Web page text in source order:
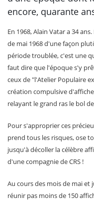
encore, quarante
En 1968, Alain Vatar a 34
de mai 1968 d'une façon
période troublée, c'est une
faut dire que l'époque s'y
ceux de "l'Atelier Populaire
création compulsive
relayant le grand ras le bol
Pour s'approprier ces
prend tous les risques, ose
jusqu'à décoller la célèbre
d'une compagnie de CRS !
Au cours des mois de mai et
réunir pas moins de 150